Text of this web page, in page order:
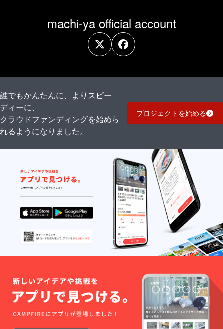
machi-ya official account
誰でもかんたんに、よりスピー
ディーに、
クラウドファンディングを始めら
れるようになりました。
プロジェクトを始める